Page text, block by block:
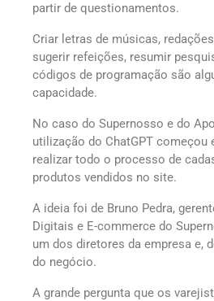
partir de questionamentos.
Criar letras de músicas,
sugerir refeições, resumir
códigos de programação são
capacidade.
No caso do Supernosso e do
utilização do ChatGPT começou
realizar todo o processo de
produtos vendidos no site.
A ideia foi de Bruno Pedra,
Digitais e E-commerce do
um dos diretores da empresa e,
do negócio.
A grande pergunta que os